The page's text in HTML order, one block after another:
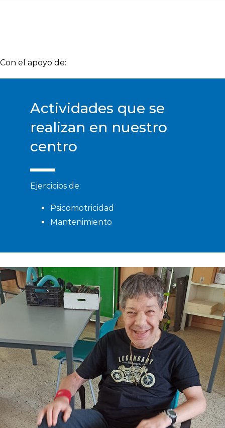
Con el apoyo de:
Actividades que se
realizan en nuestro
centro
Ejercicios de:
Psicomotricidad
Mantenimiento